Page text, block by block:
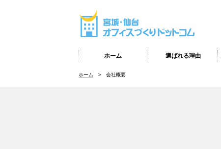
ホーム 選ばれる理由
ホーム 会社概要